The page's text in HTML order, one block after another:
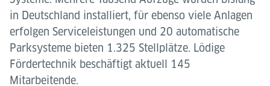
in Deutschland installiert, für ebenso viele Anlagen
erfolgen Serviceleistungen und 20 automatische
Parksysteme bieten 1.325 Stellplätze. Lödige
Fördertechnik beschäftigt aktuell 145
Mitarbeitende.